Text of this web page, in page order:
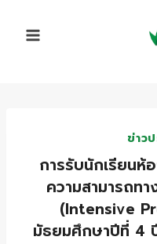
ข่าว
การรับนักเรียนห้
ความสามารถท
(Intensive
มัธยมศึกษาปีที่ 4